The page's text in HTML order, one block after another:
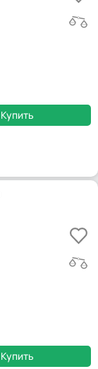
Купить
Купить